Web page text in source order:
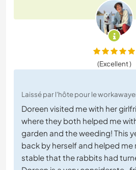
(Excellent )
Laissé par l'hôte pour le
Doreen visited me with her
where they both helped me
garden and the weeding! This
back by herself and helped
stable that the rabbits had